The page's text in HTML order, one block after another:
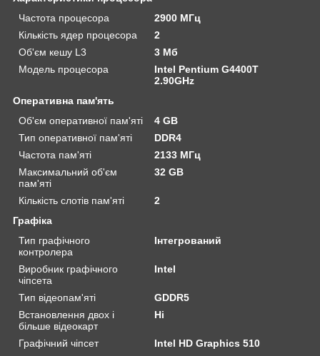
Частота процесора
2900 МГц
Кількість ядер процесора
2
Об'єм кешу L3
3 Мб
Модель процесора
Intel Pentium G4400T
2.90GHz
Оперативна пам'ять
Об'єм оперативної пам'яті
4 GB
Тип оперативної пам'яті
DDR4
Частота пам'яті
2133 МГц
Максимальний об'єм
пам'яті
32 GB
Кількість слотів пам'яті
2
Графіка
Тип графічного
контролера
Інтегрований
Виробник графічного
чіпсета
Intel
Тип відеопам'яті
GDDR5
Встановлення двох і
більше відеокарт
Ні
Графічний чіпсет
Intel HD Graphics 510